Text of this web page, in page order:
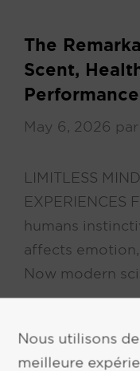
The
Scent,
Performance
May 6, 2026 par
LIMITLESS
EXPERIENCES
humans
affects
Now modern
Nous utilisons
meilleure